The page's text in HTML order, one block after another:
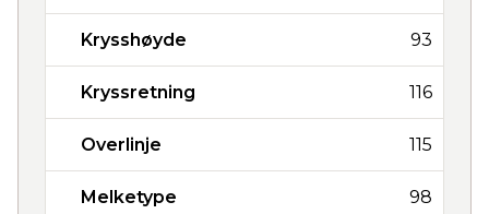
Krysshøyde 93
Kryssretning 116
Overlinje 115
Melketype 98